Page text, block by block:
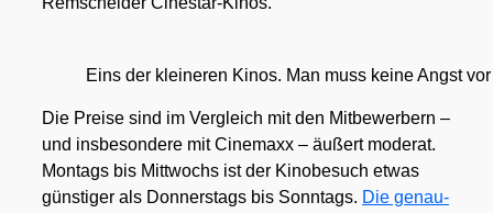
Eins der klei­ne­ren Kinos. Man muss kei­ne Angst
Die Prei­se sind im Ver­gleich mit den Mit­be­wer­bern –
und ins­be­son­de­re mit Cine­ma­xx – äußert mode­rat.
Mon­tags bis Mitt­wochs ist der Kino­be­such etwas
güns­ti­ger als Don­ners­tags bis Sonn­tags. Die genau­